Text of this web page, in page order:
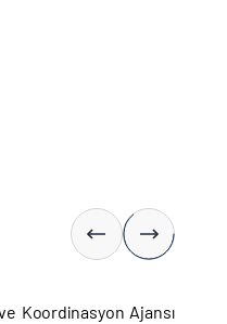
Koordinasyon Ajansı